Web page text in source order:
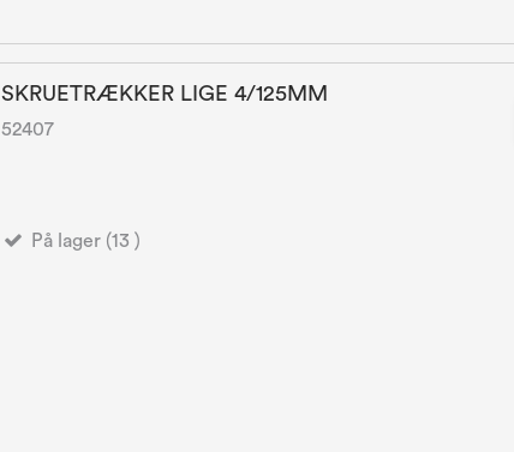
SKRUETRÆKKER LIGE 4/125MM
52407
På lager (13 )